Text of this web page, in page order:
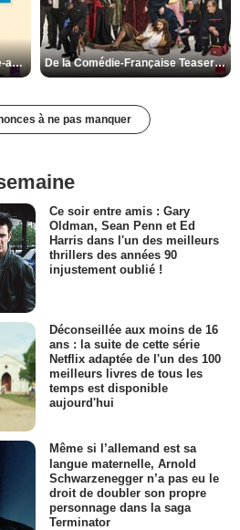
Les Matins merveilleux Bande-annonce VF De la Comédie-Française Teaser VF
à ne pas manquer
Ce soir entre amis : Gary
Oldman, Sean Penn et Ed
Harris dans l'un des meilleurs
thrillers des années 90
injustement oublié !
Déconseillée aux moins de 16
ans : la suite de cette série
Netflix adaptée de l'un des 100
meilleurs livres de tous les
temps est disponible
aujourd'hui
Même si l’allemand est sa
langue maternelle, Arnold
Schwarzenegger n’a pas eu le
droit de doubler son propre
personnage dans la saga
Terminator